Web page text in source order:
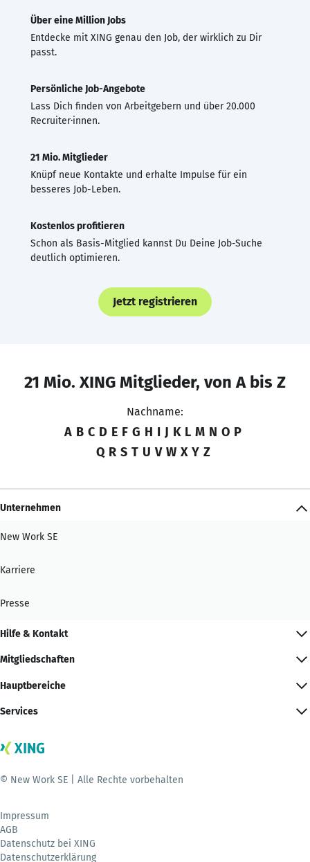
Über eine Million Jobs
Entdecke mit XING genau den Job, der wirklich zu Dir
passt.
Persönliche Job-Angebote
Lass Dich finden von Arbeitgebern und über 20.000
Recruiter·innen.
21 Mio. Mitglieder
Knüpf neue Kontakte und erhalte Impulse für ein
besseres Job-Leben.
Kostenlos profitieren
Schon als Basis-Mitglied kannst Du Deine Job-Suche
deutlich optimieren.
Jetzt registrieren
21 Mio. XING Mitglieder, von A bis Z
Nachname:
A B C D E F G H I J K L M N O P
Q R S T U V W X Y Z
Unternehmen
New Work SE
Karriere
Presse
Hilfe & Kontakt
Mitgliedschaften
Hauptbereiche
Services
© New Work SE | Alle Rechte vorbehalten
Impressum
AGB
Datenschutz bei XING
Datenschutzerklärung